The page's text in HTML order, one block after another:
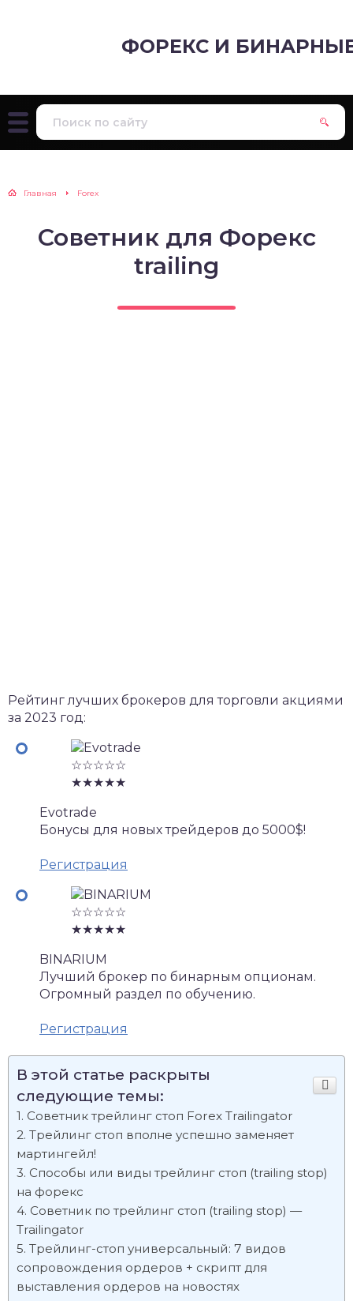
ФОРЕКС И
Главная Forex
Советник для Форекс
trailing
Рейтинг лучших брокеров для торговли акциями
за 2023 год:
☆☆☆☆☆
★★★★★
Evotrade
Бонусы для новых трейдеров до 5000$!
Регистрация
☆☆☆☆☆
★★★★★
BINARIUM
Лучший брокер по бинарным опционам.
Огромный раздел по обучению.
Регистрация
В этой статье раскрыты
следующие темы:
Советник трейлинг стоп Forex Trailingator
Трейлинг стоп вполне успешно заменяет
мартингейл!
Способы или виды трейлинг стоп (trailing stop)
на форекс
Советник по трейлинг стоп (trailing stop) —
Trailingator
Трейлинг-стоп универсальный: 7 видов
сопровождения ордеров + скрипт для
выставления ордеров на новостях